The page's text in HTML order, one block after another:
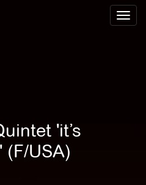
Toggle
'it’s
USA)